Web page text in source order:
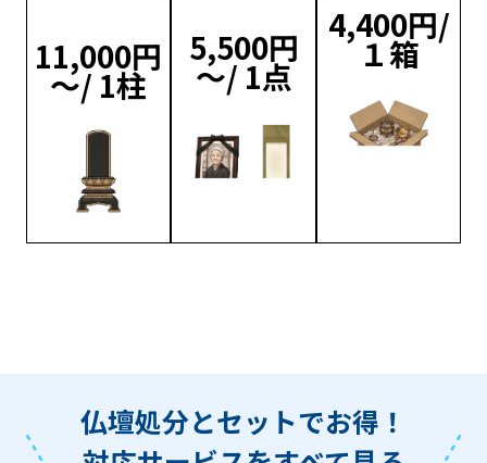
11,000円
～/ 1柱
5,500円
～/ 1点
4,400円/
１箱
仏壇処分とセットでお得！